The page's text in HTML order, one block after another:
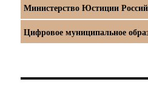
Министерство Юстиции
Цифровое муниципальное